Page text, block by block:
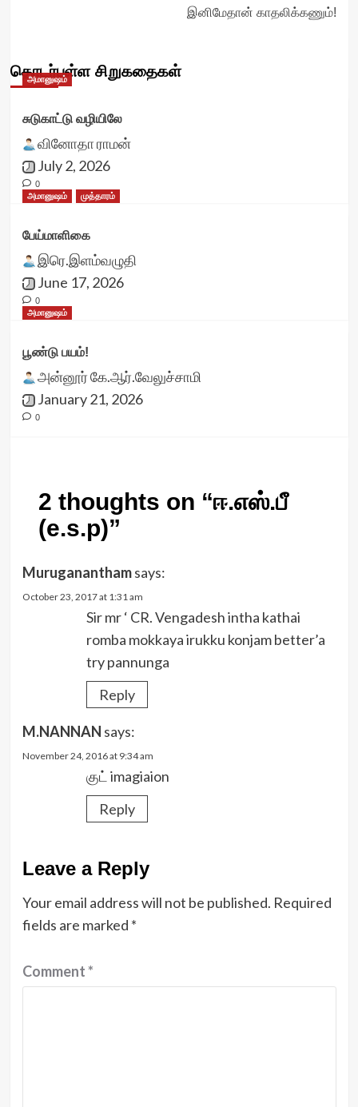
இனிமேதான் காதலிக்கணும்!
தொடர்புள்ள சிறுகதைகள்
அமானுஷம்
சுடுகாட்டு வழியிலே
வினோதா ராமன்
July 2, 2026
0
அமானுஷம்
முத்தாரம்
பேய்மாளிகை
இரெ.இளம்வழுதி
June 17, 2026
0
அமானுஷம்
பூண்டு பயம்!
அன்னூர் கே.ஆர்.வேலுச்சாமி
January 21, 2026
0
2 thoughts on “ஈ.எஸ்.பீ
(e.s.p)”
Muruganantham says:
October 23, 2017 at 1:31 am
Sir mr ‘ CR. Vengadesh intha kathai
romba mokkaya irukku konjam better’a
try pannunga
Reply
M.NANNAN says:
November 24, 2016 at 9:34 am
குட் imagiaion
Reply
Leave a Reply
Your email address will not be published. Required
fields are marked *
Comment*